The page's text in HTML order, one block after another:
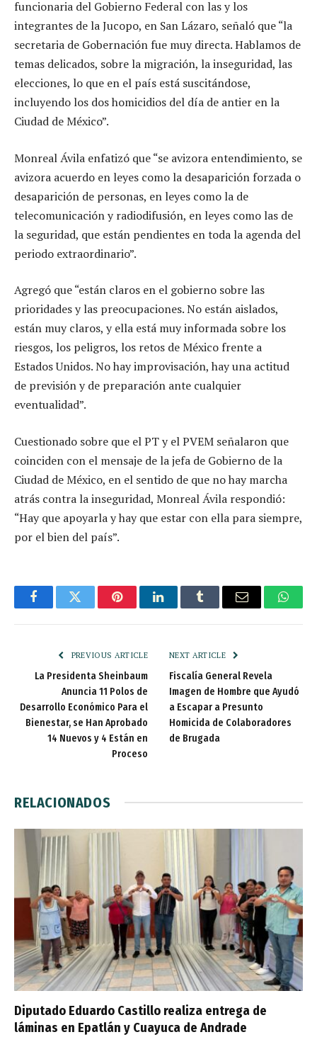
funcionaria del Gobierno Federal con las y los
integrantes de la Jucopo, en San Lázaro, señaló que “la
secretaria de Gobernación fue muy directa. Hablamos de
temas delicados, sobre la migración, la inseguridad, las
elecciones, lo que en el país está suscitándose,
incluyendo los dos homicidios del día de antier en la
Ciudad de México”.
Monreal Ávila enfatizó que “se avizora entendimiento, se
avizora acuerdo en leyes como la desaparición forzada o
desaparición de personas, en leyes como la de
telecomunicación y radiodifusión, en leyes como las de
la seguridad, que están pendientes en toda la agenda del
periodo extraordinario”.
Agregó que “están claros en el gobierno sobre las
prioridades y las preocupaciones. No están aislados,
están muy claros, y ella está muy informada sobre los
riesgos, los peligros, los retos de México frente a
Estados Unidos. No hay improvisación, hay una actitud
de previsión y de preparación ante cualquier
eventualidad”.
Cuestionado sobre que el PT y el PVEM señalaron que
coinciden con el mensaje de la jefa de Gobierno de la
Ciudad de México, en el sentido de que no hay marcha
atrás contra la inseguridad, Monreal Ávila respondió:
“Hay que apoyarla y hay que estar con ella para siempre,
por el bien del país”.
FacebookTwitter PinterestLinkedInTumblr Email
PREVIOUS ARTICLE
La Presidenta Sheinbaum
Anuncia 11 Polos de
Desarrollo Económico Para el
Bienestar, se Han Aprobado
14 Nuevos y 4 Están en
Proceso
NEXT ARTICLE
Fiscalía General Revela
Imagen de Hombre que Ayudó
a Escapar a Presunto
Homicida de Colaboradores
de Brugada
RELACIONADOS
Diputado Eduardo Castillo realiza entrega de
láminas en Epatlán y Cuayuca de Andrade